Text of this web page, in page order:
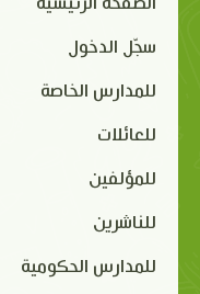
الصفحة الرئيسية
سجّل الدخول
للمدارس الخاصة
للعائلات
للمؤلفين
للناشرين
للمدارس الحكومية